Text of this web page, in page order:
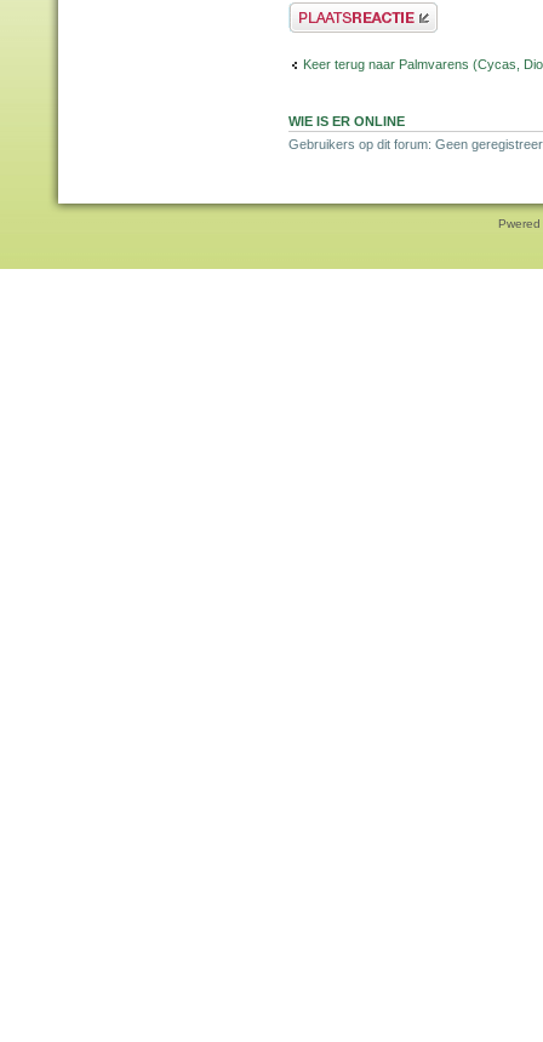
Plaats een reactie
Keer terug naar Palmvarens (Cycas,
WIE IS ER ONLINE
Gebruikers op dit forum: Geen